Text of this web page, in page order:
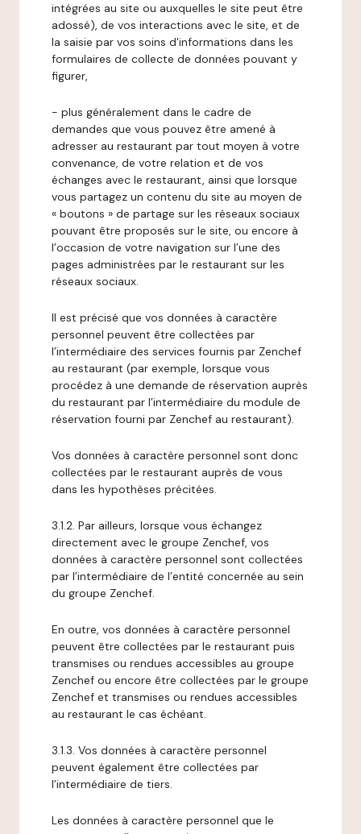
intégrées au site ou auxquelles le site peut être
adossé), de vos interactions avec le site, et de
la saisie par vos soins d'informations dans les
formulaires de collecte de données pouvant y
figurer,
- plus généralement dans le cadre de
demandes que vous pouvez être amené à
adresser au restaurant par tout moyen à votre
convenance, de votre relation et de vos
échanges avec le restaurant, ainsi que lorsque
vous partagez un contenu du site au moyen de
« boutons » de partage sur les réseaux sociaux
pouvant être proposés sur le site, ou encore à
l’occasion de votre navigation sur l’une des
pages administrées par le restaurant sur les
réseaux sociaux.
Il est précisé que vos données à caractère
personnel peuvent être collectées par
l’intermédiaire des services fournis par Zenchef
au restaurant (par exemple, lorsque vous
procédez à une demande de réservation auprès
du restaurant par l’intermédiaire du module de
réservation fourni par Zenchef au restaurant).
Vos données à caractère personnel sont donc
collectées par le restaurant auprès de vous
dans les hypothèses précitées.
3.1.2. Par ailleurs, lorsque vous échangez
directement avec le groupe Zenchef, vos
données à caractère personnel sont collectées
par l’intermédiaire de l’entité concernée au sein
du groupe Zenchef.
En outre, vos données à caractère personnel
peuvent être collectées par le restaurant puis
transmises ou rendues accessibles au groupe
Zenchef ou encore être collectées par le groupe
Zenchef et transmises ou rendues accessibles
au restaurant le cas échéant.
3.1.3. Vos données à caractère personnel
peuvent également être collectées par
l’intermédiaire de tiers.
Les données à caractère personnel que le